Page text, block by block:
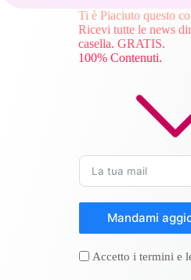
Ti è Piaciuto questo
Ricevi tutte le news
casella. GRATIS.
100% Contenuti.
Mandami
Accetto i termini e